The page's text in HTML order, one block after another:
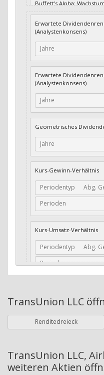
Buffett's Alpha:
Buffett's Alpha:
/ Assets
Buffett's Alpha:
Profits / Assets
Income / Assets
Buffett's Alpha:
Income / Book Value
Cash-Quote
CFO / Interest Expense
Current Ratio
Long-Term Debt to
Dividenden-Check
Stabiles Dividenden-
Stabiles Dividenden-
Stabiles Absolutes
Dividendenrendite
Adj. Dividendenrendite
Erwartete
(Analystenkonsens)
Jahre
Erwartete
(Analystenkonsens)
Jahre
Geometrisches
Jahre
Kurs-Gewinn-Verhältnis
Periodentyp
Abg.
Perioden
Kurs-Umsatz-Verhältnis
Periodentyp
Abg.
Perioden
Währung
Periodentyp
Jahre
Perioden
TransUnion LLC
Renditedreieck
TransUnion LLC,
weiteren Aktien